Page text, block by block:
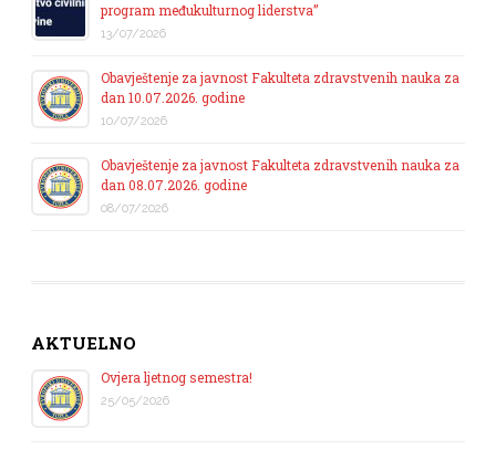
program međukulturnog liderstva”
13/07/2026
Obavještenje za javnost Fakulteta zdravstvenih nauka za
dan 10.07.2026. godine
10/07/2026
Obavještenje za javnost Fakulteta zdravstvenih nauka za
dan 08.07.2026. godine
08/07/2026
AKTUELNO
Ovjera ljetnog semestra!
25/05/2026